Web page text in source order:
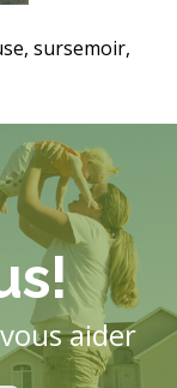
sursemoir,
aider